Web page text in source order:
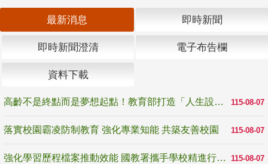
最新消息 即時新聞
即時新聞澄清 電子布告欄
資料下載
115-08-07
高齡不是終點而是夢想起點！教育部打造「人生設計夢工場」 參展第3屆高齡健康產業博覽會
115-08-07
落實校園霸凌防制教育 強化專業知能 共築友善校園
115-08-07
強化學習歷程檔案推動效能 國教署攜手學校精進行政與教學支持